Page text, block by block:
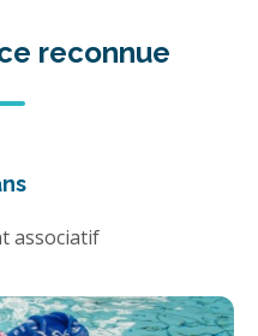
reconnue
associatif